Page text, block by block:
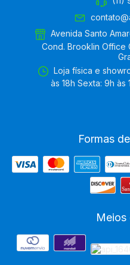
Avenida Santo
Cond. Brooklin Office
Loja física e
às 18h Sexta: 9h às
Formas
Meios